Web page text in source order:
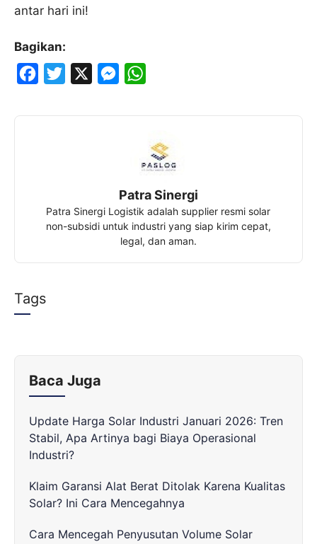
antar hari ini!
Bagikan:
c
i
M
s
g
e
r
a
s
p
p
Patra Sinergi
Patra Sinergi Logistik adalah supplier resmi solar
non-subsidi untuk industri yang siap kirim cepat,
legal, dan aman.
Tags
Baca Juga
Update Harga Solar Industri Januari 2026: Tren
Stabil, Apa Artinya bagi Biaya Operasional
Industri?
Klaim Garansi Alat Berat Ditolak Karena Kualitas
Solar? Ini Cara Mencegahnya
Cara Mencegah Penyusutan Volume Solar